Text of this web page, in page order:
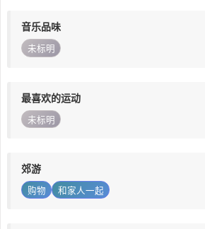
音乐品味
未标明
最喜欢的运动
未标明
郊游
购物 和家人一起